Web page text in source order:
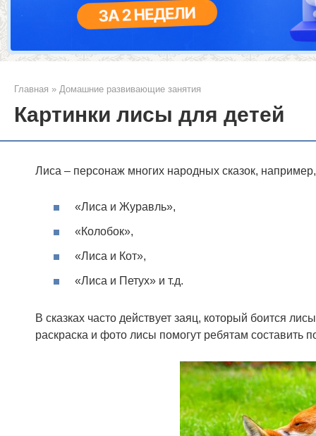
Главная » Домашние развивающие занятия
Картинки лисы для детей
Лиса – персонаж многих народных сказок, например,
«Лиса и Журавль»,
«Колобок»,
«Лиса и Кот»,
«Лиса и Петух» и т.д.
В сказках часто действует заяц, который боится
раскраска и фото лисы помогут ребятам составить